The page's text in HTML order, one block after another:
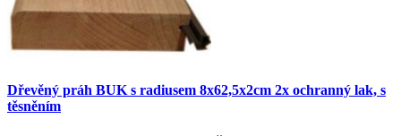
Dřevěný práh BUK s radiusem 8x62,5x2cm 2x ochranný lak, s
těsněním